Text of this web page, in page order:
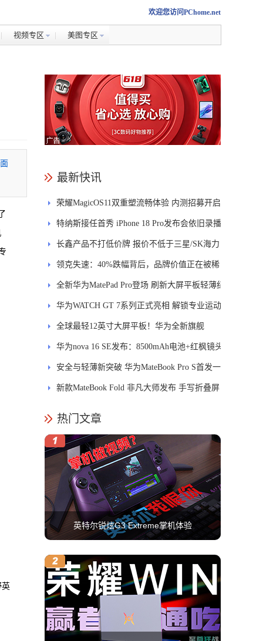
欢迎您访问PChome.net
视频专区 美图专区
英
最新快讯
荣耀MagicOS11双重塑流畅体验 内测招募开启
特纳斯接任首秀 iPhone 18 Pro发布会依旧录播
长鑫产品不打低价牌 报价不低于三星/SK海力
士
领克失速：40%跌幅背后，品牌价值正在被稀
释
全新华为MatePad Pro登场 刷新大屏平板轻薄纪
录
华为WATCH GT 7系列正式亮相 解锁专业运动
新体验
全球最轻12英寸大屏平板！华为全新旗舰
MatePad Pro正式发布
华为nova 16 SE发布：8500mAh电池+红枫镜头
安全与轻薄新突破 华为MateBook Pro S首发一
区双像素技术防窥屏
新款MateBook Fold 非凡大师发布 手写折叠屏
热门文章
英特尔锐炫G3 Extreme掌机体验